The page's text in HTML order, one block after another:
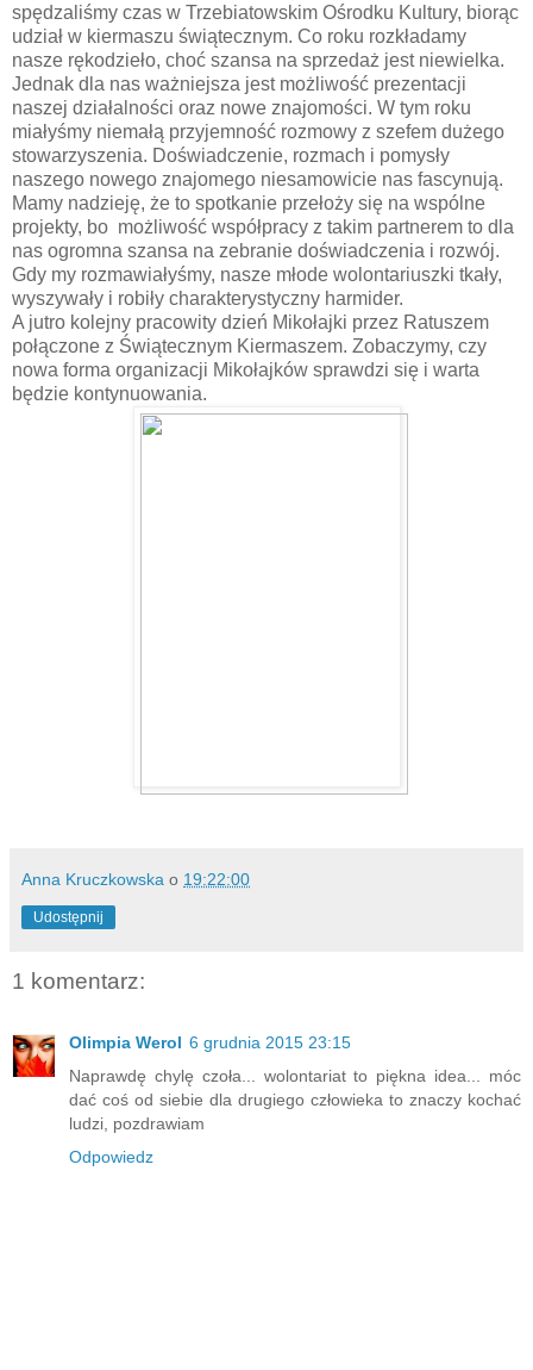
spędzaliśmy czas w Trzebiatowskim Ośrodku Kultury, biorąc
udział w kiermaszu świątecznym. Co roku rozkładamy
nasze rękodzieło, choć szansa na sprzedaż jest niewielka.
Jednak dla nas ważniejsza jest możliwość prezentacji
naszej działalności oraz nowe znajomości. W tym roku
miałyśmy niemałą przyjemność rozmowy z szefem dużego
stowarzyszenia. Doświadczenie, rozmach i pomysły
naszego nowego znajomego niesamowicie nas fascynują.
Mamy nadzieję, że to spotkanie przełoży się na wspólne
projekty, bo możliwość współpracy z takim partnerem to dla
nas ogromna szansa na zebranie doświadczenia i rozwój.
Gdy my rozmawiałyśmy, nasze młode wolontariuszki tkały,
wyszywały i robiły charakterystyczny harmider.
A jutro kolejny pracowity dzień Mikołajki przez Ratuszem
połączone z Świątecznym Kiermaszem. Zobaczymy, czy
nowa forma organizacji Mikołajków sprawdzi się i warta
będzie kontynuowania.
Anna Kruczkowska o 19:22:00
Udostępnij
1 komentarz:
Olimpia Werol 6 grudnia 2015 23:15
Naprawdę chylę czoła... wolontariat to piękna idea... móc
dać coś od siebie dla drugiego człowieka to znaczy kochać
ludzi, pozdrawiam
Odpowiedz